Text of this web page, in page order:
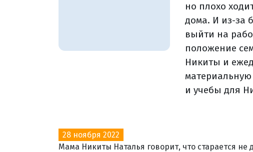
но плохо
дома. И из-за
выйти на
положение
Никиты и
и учебы для
28 ноября 2022
Мама Никиты Наталья говорит, что старается